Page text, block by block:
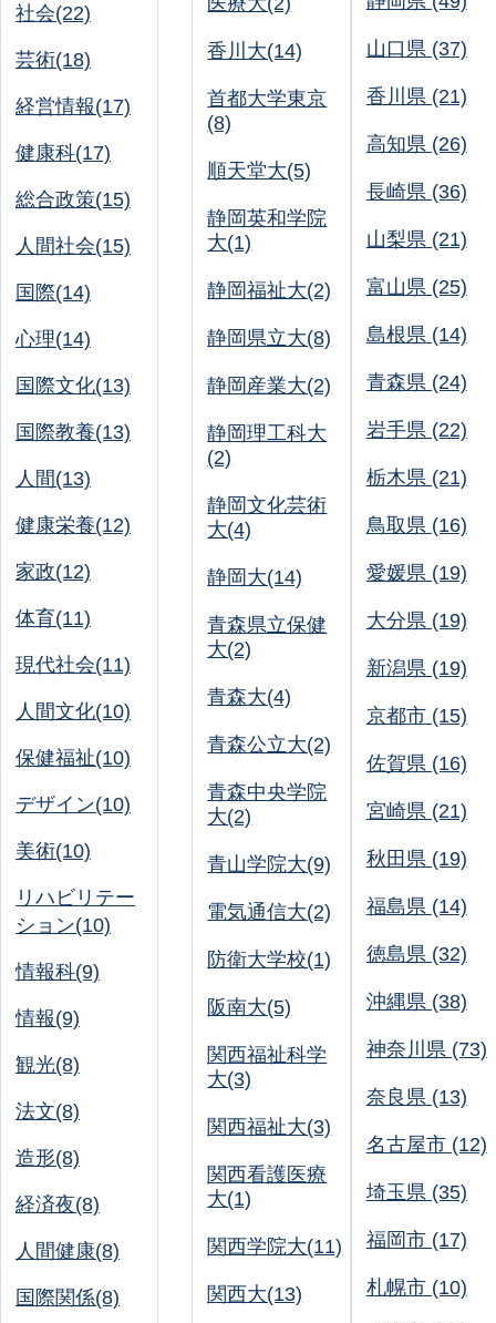
社会(22)
芸術(18)
経営情報(17)
健康科(17)
総合政策(15)
人間社会(15)
国際(14)
心理(14)
国際文化(13)
国際教養(13)
人間(13)
健康栄養(12)
家政(12)
体育(11)
現代社会(11)
人間文化(10)
保健福祉(10)
デザイン(10)
美術(10)
リハビリテー
ション(10)
情報科(9)
情報(9)
観光(8)
法文(8)
造形(8)
経済夜(8)
人間健康(8)
国際関係(8)
香川大(14)
首都大学東京
(8)
順天堂大(5)
静岡英和学院
大(1)
静岡福祉大(2)
静岡県立大(8)
静岡産業大(2)
静岡理工科大
(2)
静岡文化芸術
大(4)
静岡大(14)
青森県立保健
大(2)
青森大(4)
青森公立大(2)
青森中央学院
大(2)
青山学院大(9)
電気通信大(2)
防衛大学校(1)
阪南大(5)
関西福祉科学
大(3)
関西福祉大(3)
関西看護医療
大(1)
関西学院大(11)
関西大(13)
山口県 (37)
香川県 (21)
高知県 (26)
長崎県 (36)
山梨県 (21)
富山県 (25)
島根県 (14)
青森県 (24)
岩手県 (22)
栃木県 (21)
鳥取県 (16)
愛媛県 (19)
大分県 (19)
新潟県 (19)
京都市 (15)
佐賀県 (16)
宮崎県 (21)
秋田県 (19)
福島県 (14)
徳島県 (32)
沖縄県 (38)
神奈川県 (73)
奈良県 (13)
名古屋市 (12)
埼玉県 (35)
福岡市 (17)
札幌市 (10)